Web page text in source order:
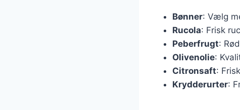
Bønner: Vælg
Rucola: Frisk
Peberfrugt:
Olivenolie:
Citronsaft:
Krydderurter: